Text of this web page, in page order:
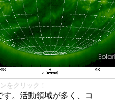
をクリック！
。活動領域が多く、コ